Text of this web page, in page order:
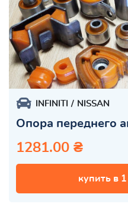
INFINITI NISSAN
Опора переднего
1281.00 ₴
купить в